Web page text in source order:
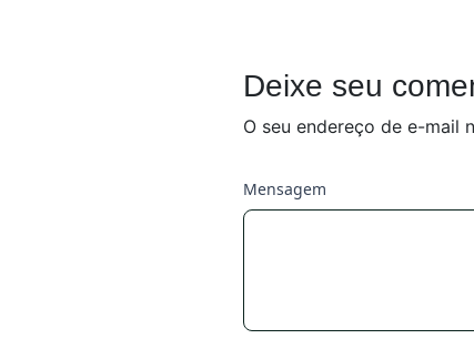
Deixe seu
O seu endereço de e-mail
Mensagem